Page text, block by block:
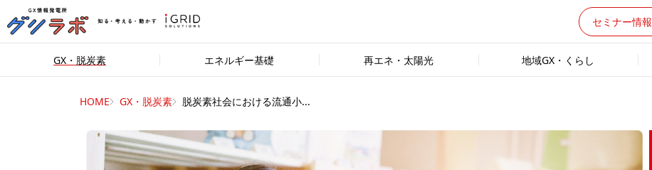
セミナー情報
GX・脱炭素 エネルギー基礎 再エネ・太陽光 地域GX・くらし
HOME GX・脱炭素 脱炭素社会における流通小...